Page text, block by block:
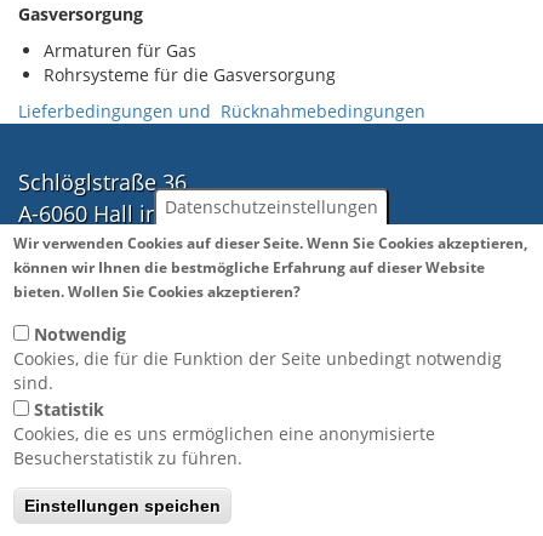
Gasversorgung
Armaturen für Gas
Rohrsysteme für die Gasversorgung
Lieferbedingungen und Rücknahmebedingungen
Schlöglstraße 36
A-6060 Hall in Tirol
Tel.: ++43(0)5223 41888
Fax: ++43(0)5223 43583
office@hb-technik.co.at
Öffnungszeiten:
Montag bis Donnerstag
07:30 bis 12:00 Uhr
13:00 bis 17:00 Uhr
Freitag
Datenschutzeinstellungen
Wir verwenden Cookies auf dieser Seite. Wenn Sie Cookies akzeptieren,
können wir Ihnen die bestmögliche Erfahrung auf dieser Website
bieten. Wollen Sie Cookies akzeptieren?
Notwendig
Cookies, die für die Funktion der Seite unbedingt notwendig
sind.
Statistik
Cookies, die es uns ermöglichen eine anonymisierte
Besucherstatistik zu führen.
Einstellungen speichen